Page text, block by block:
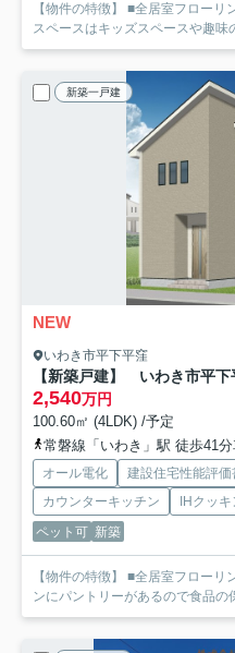
【物件の特徴】 ■全居室フロー
スペースはキッズスペースや趣味
新築一戸建
NEW
いわき市平下平窪
【新築戸建】 いわき市平下
2,540万円
100.60㎡ (4LDK) /予定
常磐線「いわき」駅 徒歩41
オール電化 建設住宅性能評価
カウンターキッチン
IHクッ
ペット可 新築
【物件の特徴】 ■全居室フロー
ンにパントリーがあるので食品